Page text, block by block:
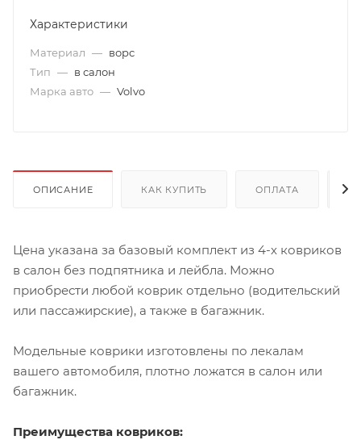
Характеристики
Материал — ворс
Тип — в салон
Марка авто — Volvo
ОПИСАНИЕ КАК КУПИТЬ ОПЛАТА
Цена указана за базовый комплект из 4-х ковриков
в салон без подпятника и лейбла. Можно
приобрести любой коврик отдельно (водительский
или пассажирские), а также в багажник.
Модельные коврики изготовлены по лекалам
вашего автомобиля, плотно ложатся в салон или
багажник.
Преимущества ковриков: